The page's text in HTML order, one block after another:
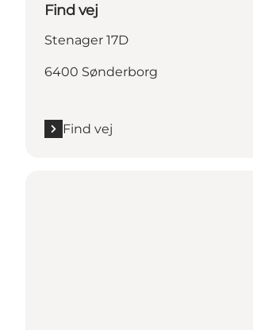
Find vej
Stenager 17D
6400 Sønderborg
Find vej